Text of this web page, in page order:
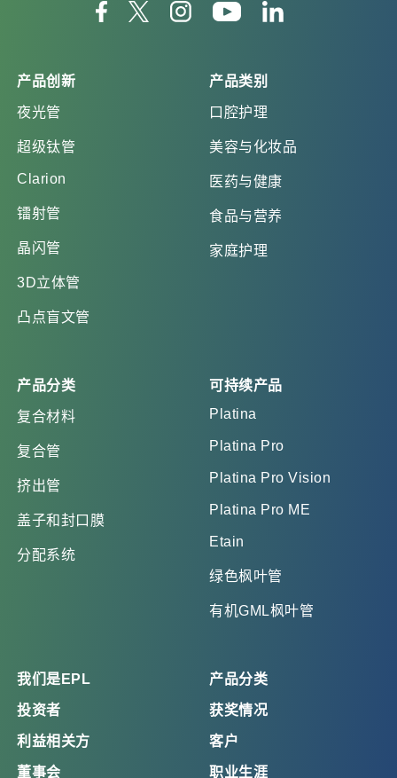
产品创新
夜光管
超级钛管
Clarion
镭射管
晶闪管
3D立体管
凸点盲文管
产品类别
口腔护理
美容与化妆品
医药与健康
食品与营养
家庭护理
产品分类
复合材料
复合管
挤出管
盖子和封口膜
分配系统
可持续产品
Platina
Platina Pro
Platina Pro Vision
Platina Pro ME
Etain
绿色枫叶管
有机GML枫叶管
我们是EPL
投资者
利益相关方
董事会
产品分类
获奖情况
客户
职业生涯